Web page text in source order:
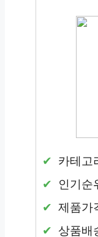
카테고
인기순
제품가
상품배